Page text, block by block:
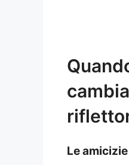
Leamicizie